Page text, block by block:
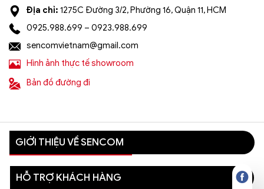
Địa chỉ: 1275C Đường 3/2, Phường 16, Quận 11, HCM
0925.988.699 – 0923.988.699
sencomvietnam@gmail.com
Hình ảnh thực tế showroom
Bản đồ đường đi
GIỚI THIỆU VỀ SENCOM
HỖ TRỢ KHÁCH HÀNG